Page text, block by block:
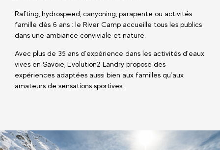
Rafting, hydrospeed, canyoning, parapente ou activités
famille dès 6 ans : le River Camp accueille tous les publics
dans une ambiance conviviale et nature.
Avec plus de 35 ans d’expérience dans les activités d’eaux
vives en Savoie, Evolution2 Landry propose des
expériences adaptées aussi bien aux familles qu’aux
amateurs de sensations sportives.